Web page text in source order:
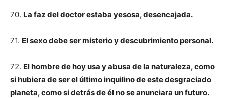
70. La faz del doctor estaba yesosa, desencajada.
71. El sexo debe ser misterio y descubrimiento personal.
72. El hombre de hoy usa y abusa de la naturaleza, como
si hubiera de ser el último inquilino de este desgraciado
planeta, como si detrás de él no se anunciara un futuro.